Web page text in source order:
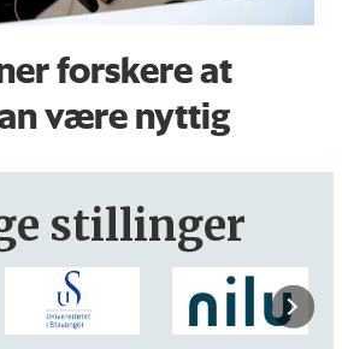
forskere at
være nyttig
stillinger